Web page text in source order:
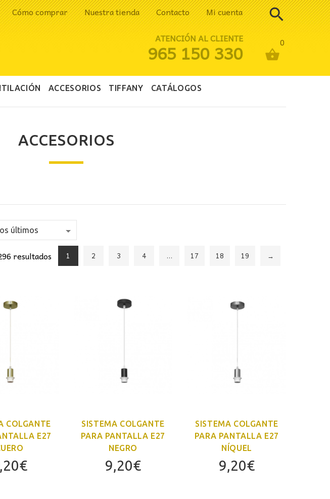
Cómo comprar Nuestra tienda Contacto Mi cuenta
0
ATENCIÓN AL CLIENTE
965 150 330
ACCESORIOS TIFFANY CATÁLOGOS
ACCESORIOS
resultados
1 2 3 4 … 17 18 19 →
COLGANTE
E27
€
SISTEMA COLGANTE
PARA PANTALLA E27
NEGRO
9,20€
SISTEMA COLGANTE
PARA PANTALLA E27
NÍQUEL
9,20€